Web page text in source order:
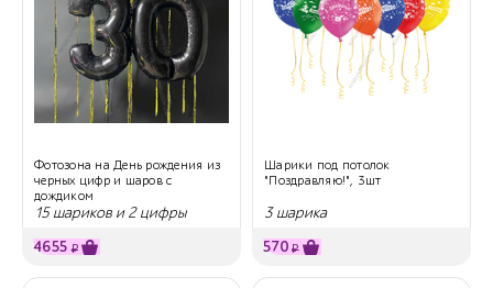
Фотозона на День рождения из
черных цифр и шаров с
дождиком
15 шариков и 2 цифры
4655 ₽
Шарики под потолок
"Поздравляю!", 3шт
3 шарика
570 ₽